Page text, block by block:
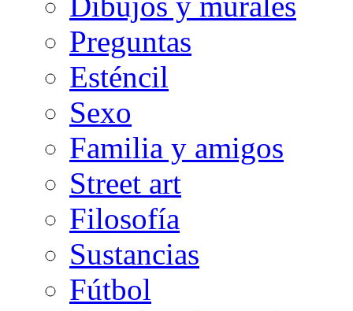
Preguntas
Esténcil
Sexo
Familia y amigos
Street art
Filosofía
Sustancias
Fútbol